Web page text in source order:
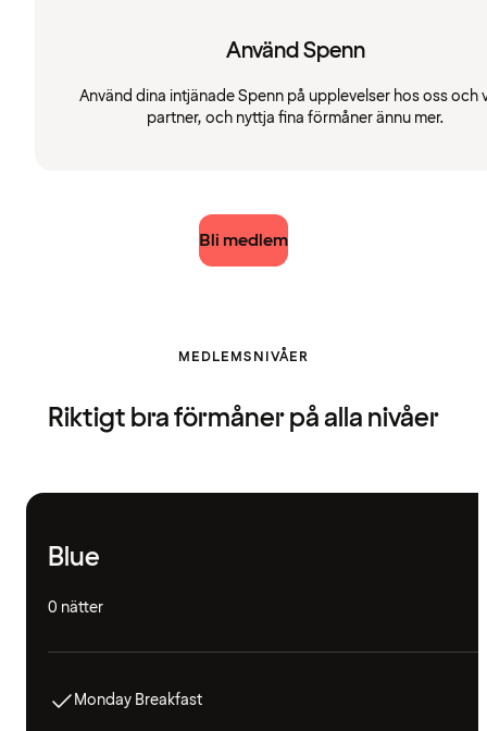
Använd Spenn
Använd dina intjänade Spenn på upplevelser hos oss och
partner, och nyttja fina förmåner ännu mer.
Bli medlem
MEDLEMSNIVÅER
Riktigt bra förmåner på alla nivåer
Blue
0 nätter
Monday Breakfast